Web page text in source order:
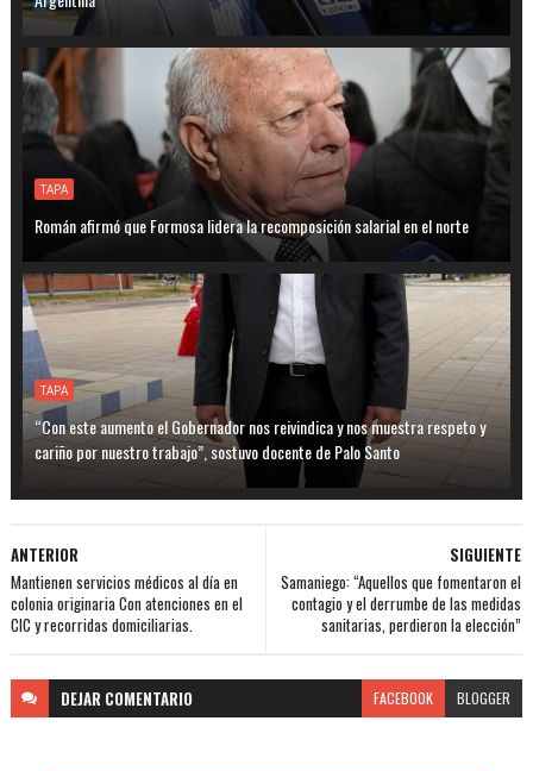
TAPA
Román afirmó que Formosa lidera la recomposición salarial en el norte
TAPA
“Con este aumento el Gobernador nos reivindica y nos muestra respeto y
cariño por nuestro trabajo”, sostuvo docente de Palo Santo
SIGUIENTE
Samaniego: “Aquellos que fomentaron el
contagio y el derrumbe de las medidas
sanitarias, perdieron la elección”
ANTERIOR
Mantienen servicios médicos al día en
colonia originaria Con atenciones en el
CIC y recorridas domiciliarias.
DEJAR COMENTARIO FACEBOOK BLOGGER